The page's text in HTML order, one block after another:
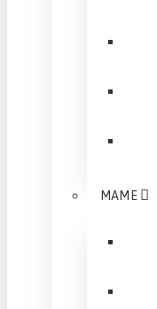
MAME